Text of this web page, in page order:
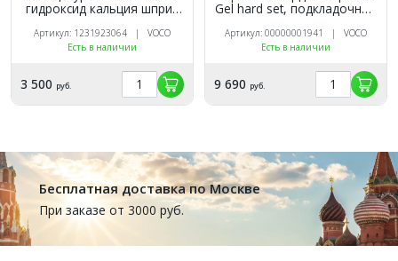
гидроксид кальция шприц
Артикул: 1231923064 | VOCO
Есть в наличии
3 500 руб.
Gel hard set, подкладочный
отверждения, порошок
60гр, жидкость 40мл,
Артикул: 00000001941 | VOCO
Есть в наличии
9 690 руб.
Бесплатная доставка по Москве
При заказе от 3000 руб.